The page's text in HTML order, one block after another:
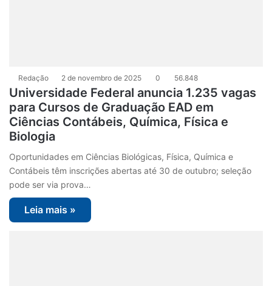
Redação 2 de novembro de 2025 0 56.848
Universidade Federal anuncia 1.235 vagas
para Cursos de Graduação EAD em
Ciências Contábeis, Química, Física e
Biologia
Oportunidades em Ciências Biológicas, Física, Química e
Contábeis têm inscrições abertas até 30 de outubro; seleção
pode ser via prova…
Leia mais »